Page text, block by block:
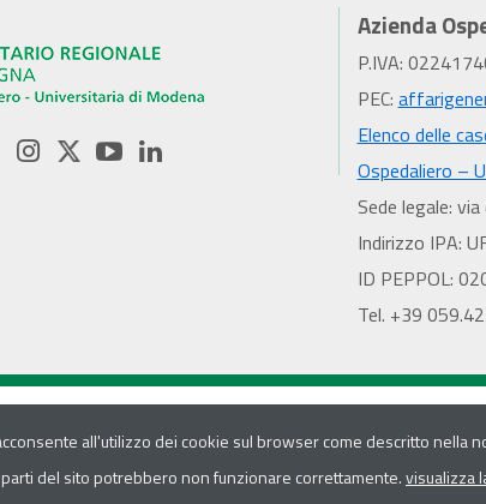
Azienda
P.IVA:
PEC:
Elenco delle
Ospedaliero –
Sede legale:
Indirizzo IPA:
ID PEPPOL:
Tel. +39
all'utilizzo dei cookie sul browser come descritto nella
del sito potrebbero non funzionare correttamente.visualizza